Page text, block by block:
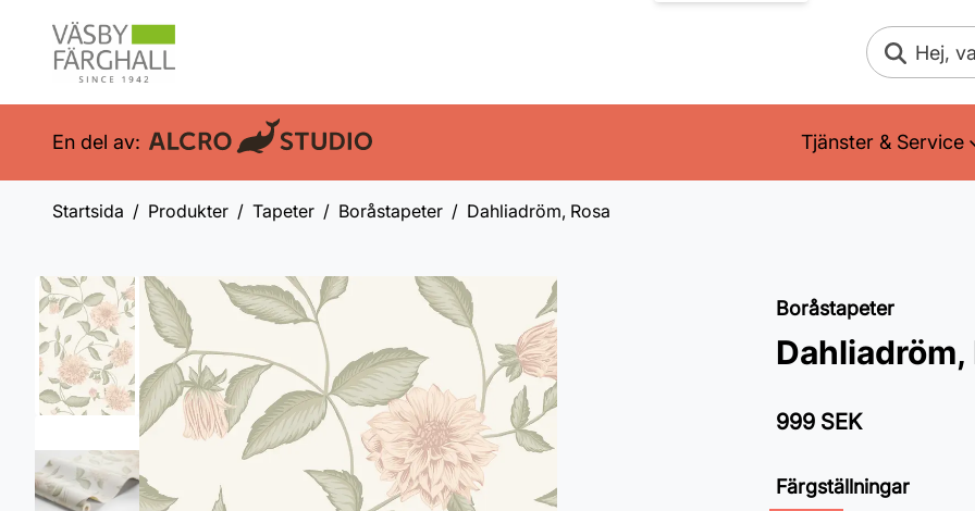
Sök
En del av: Tjänster & Service
Startsida Produkter Tapeter Boråstapeter Dahliadröm, Rosa
Boråstapeter
Dahliadröm,
999 SEK
Färgställningar